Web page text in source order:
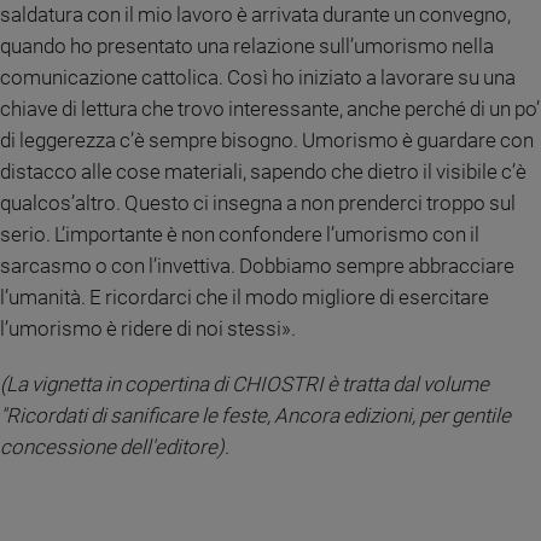
saldatura con il mio lavoro è arrivata durante un convegno,
quando ho presentato una relazione sull’umorismo nella
comunicazione cattolica. Così ho iniziato a lavorare su una
chiave di lettura che trovo interessante, anche perché di un po’
di leggerezza c’è sempre bisogno. Umorismo è guardare con
distacco alle cose materiali, sapendo che dietro il visibile c’è
qualcos’altro. Questo ci insegna a non prenderci troppo sul
serio. L’importante è non confondere l’umorismo con il
sarcasmo o con l’invettiva. Dobbiamo sempre abbracciare
l’umanità. E ricordarci che il modo migliore di esercitare
l’umorismo è ridere di noi stessi».
(La vignetta in copertina di CHIOSTRI è tratta dal volume
"Ricordati di sanificare le feste, Ancora edizioni, per gentile
concessione dell'editore).